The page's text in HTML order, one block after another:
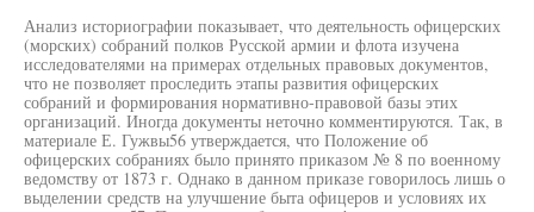
Анализ историографии показывает, что деятельность офицерских
(морских) собраний полков Русской армии и флота изучена
исследователями на примерах отдельных правовых документов,
что не позволяет проследить этапы развития офицерских
собраний и формирования нормативно-правовой базы этих
организаций. Иногда документы неточно комментируются. Так, в
материале Е. Гужвы56 утверждается, что Положение об
офицерских собраниях было принято приказом № 8 по военному
ведомству от 1873 г. Однако в данном приказе говорилось лишь о
выделении средств на улучшение быта офицеров и условиях их